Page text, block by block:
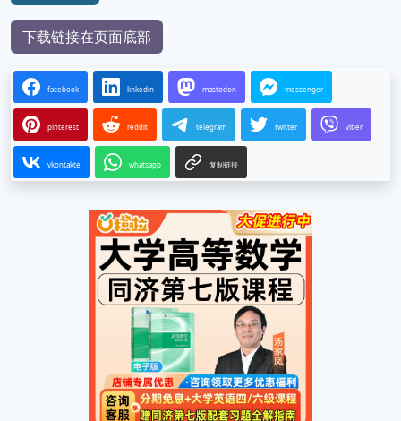
下载链接在页面底部
facebook linkedin mastodon messenger
pinterest reddit telegram twitter viber
vkontakte whatsapp 复制链接